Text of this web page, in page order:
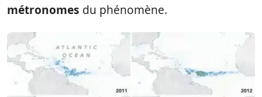
métronomes du phénomène.